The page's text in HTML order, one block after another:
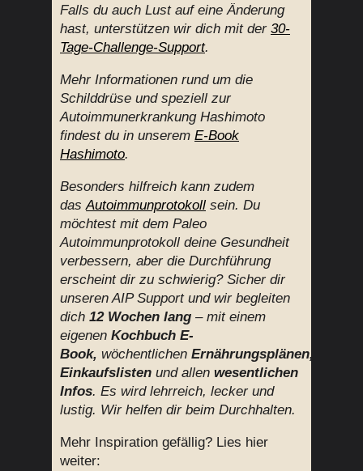
Falls du auch Lust auf eine Änderung
hast, unterstützen wir dich mit der 30-
Tage-Challenge-Support.
Mehr Informationen rund um die
Schilddrüse und speziell zur
Autoimmunerkrankung Hashimoto
findest du in unserem E-Book
Hashimoto.
Besonders hilfreich kann zudem
dasAutoimmunprotokoll sein. Du
möchtest mit dem Paleo
Autoimmunprotokoll deine Gesundheit
verbessern, aber die Durchführung
erscheint dir zu schwierig? Sicher dir
unseren AIP Support und wir begleiten
dich 12 Wochen lang – mit einem
eigenen Kochbuch E-
Book, wöchentlichen Ernährungsplänen,
Einkaufslisten und allen wesentlichen
Infos. Es wird lehrreich, lecker und
lustig. Wir helfen dir beim Durchhalten.
Mehr Inspiration gefällig? Lies hier
weiter: